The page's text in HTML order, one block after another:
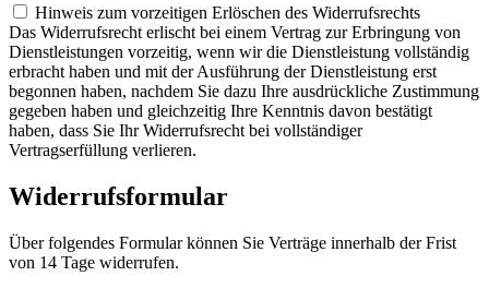
Hinweis zum vorzeitigen Erlöschen des Widerrufsrechts
Das Widerrufsrecht erlischt bei einem Vertrag zur Erbringung von
Dienstleistungen vorzeitig, wenn wir die Dienstleistung vollständig
erbracht haben und mit der Ausführung der Dienstleistung erst
begonnen haben, nachdem Sie dazu Ihre ausdrückliche Zustimmung
gegeben haben und gleichzeitig Ihre Kenntnis davon bestätigt
haben, dass Sie Ihr Widerrufsrecht bei vollständiger
Vertragserfüllung verlieren.
Widerrufsformular
Über folgendes Formular können Sie Verträge innerhalb der Frist
von 14 Tage widerrufen.